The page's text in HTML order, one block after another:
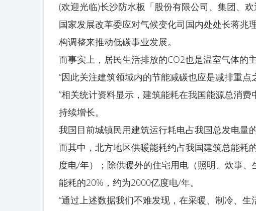
(欢迎光临)长沙防水板「股份有限公司、集团、欢
国家发展改革委应对气候变化司国内处处长蒋兆
构调整来推动低碳事业发展。
而事实上，居民生活排放的CO2也是温室气体的
“因此关注建筑领域内的节能减碳也应是减排重点
”相关统计资料显示，建筑能耗在我国能源总消
持续增长。
我国目前城镇民用建筑运行耗电占我国总发电量的
而其中，北方地区供暖能耗约占我国建筑总能耗
度电/年）；除供暖外的住宅用电（照明、炊事
能耗的20%，约为2000亿度电/年。
“通过上述数据我们不难发现，在采暖、制冷、